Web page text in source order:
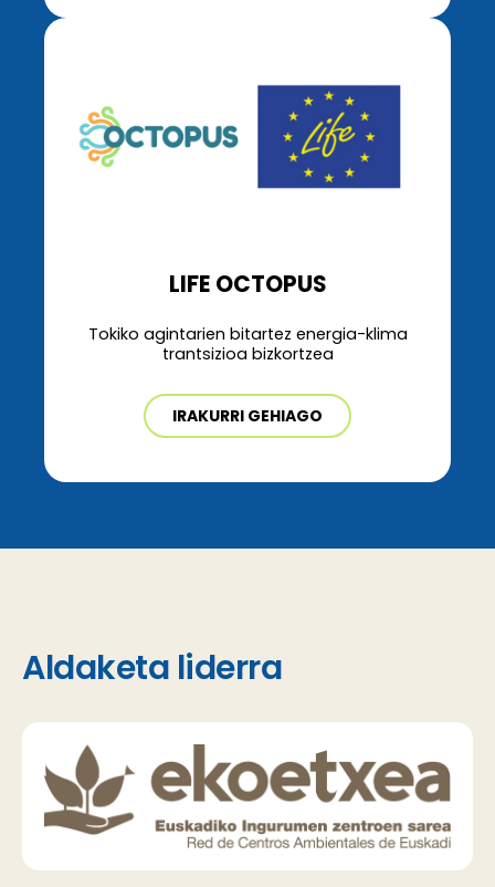
LIFE OCTOPUS
Tokiko agintarien bitartez energia-klima
trantsizioa bizkortzea
IRAKURRI GEHIAGO
Aldaketa liderra